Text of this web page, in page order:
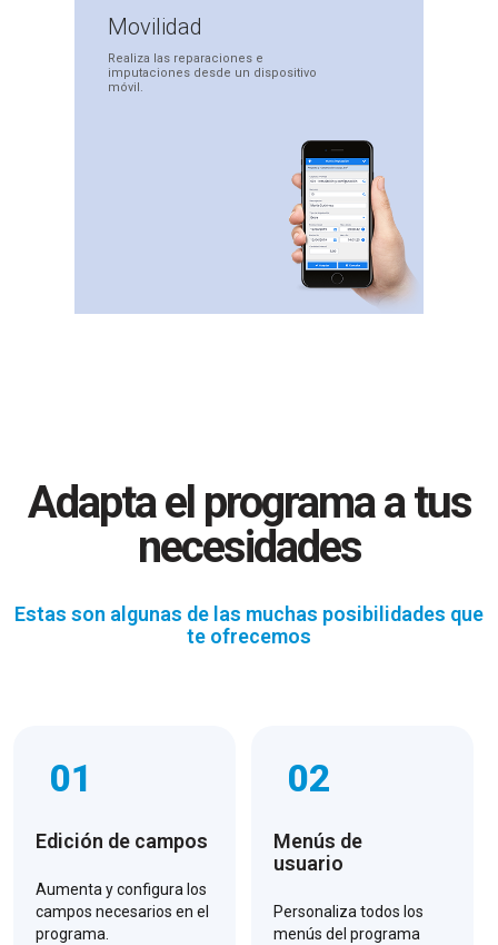
Movilidad
Realiza las reparaciones e
imputaciones desde un dispositivo
móvil.
Adapta el programa a tus
necesidades
Estas son algunas de las muchas posibilidades que
te ofrecemos
01
Edición de campos
Aumenta y configura los
campos necesarios en el
programa.
02
Menús de
usuario
Personaliza todos los
menús del programa